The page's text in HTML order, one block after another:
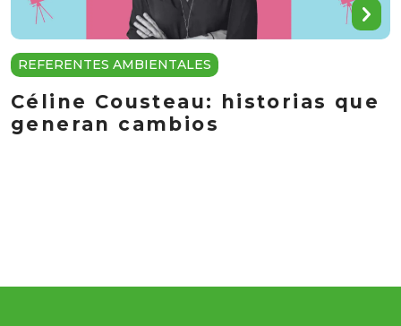
REFERENTES AMBIENTALES
Céline Cousteau: historias que
generan cambios